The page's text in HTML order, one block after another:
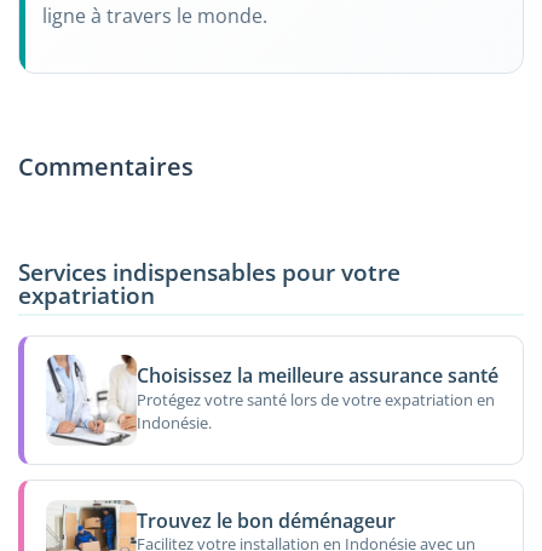
ligne à travers le monde.
Commentaires
Services indispensables pour votre
expatriation
Choisissez la meilleure assurance santé
Protégez votre santé lors de votre expatriation en
Indonésie.
Trouvez le bon déménageur
Facilitez votre installation en Indonésie avec un